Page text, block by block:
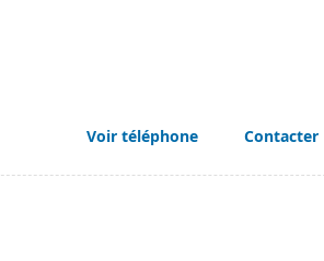
Voir téléphone Contacter